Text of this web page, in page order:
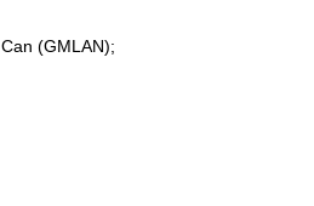
(GMLAN);